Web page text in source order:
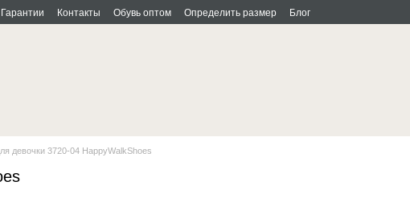
Гарантии Контакты Обувь оптом Определить размер Блог
девочки 3720-04 HappyWalkShoes